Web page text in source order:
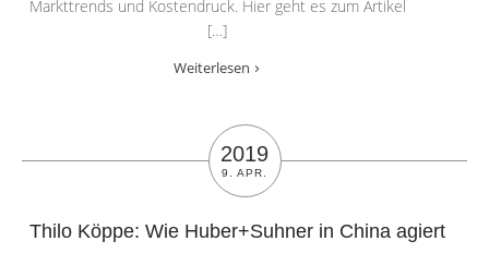
Markttrends und Kostendruck. Hier geht es zum Artikel
[…]
Weiterlesen
2019
9. APR.
Thilo Köppe: Wie Huber+Suhner in China agiert